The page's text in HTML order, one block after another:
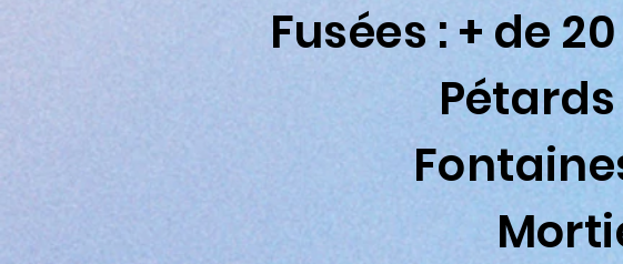
Fusées : + de